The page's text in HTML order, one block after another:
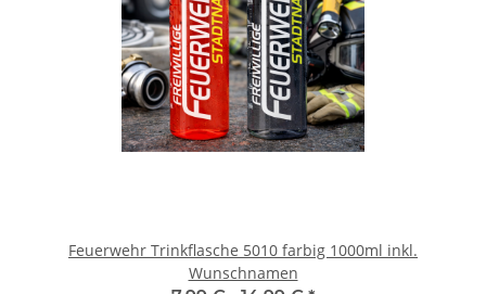
Feuerwehr Trinkflasche 5010 farbig 1000ml inkl.
Wunschnamen